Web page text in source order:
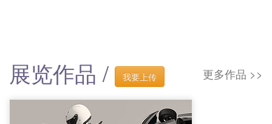
展览作品 / 我要上传 更多作品 >>